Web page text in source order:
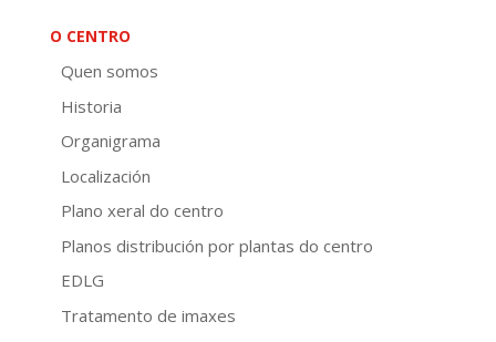
O CENTRO
Quen somos
Historia
Organigrama
Localización
Plano xeral do centro
Planos distribución por plantas do centro
EDLG
Tratamento de imaxes